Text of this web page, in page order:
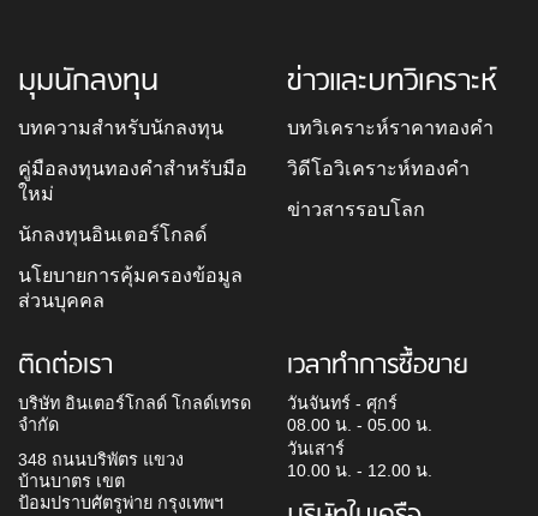
มุมนักลงทุน
บทความสำหรับนักลงทุน
คู่มือลงทุนทองคำสำหรับมือ
ใหม่
นักลงทุนอินเตอร์โกลด์
นโยบายการคุ้มครองข้อมูล
ส่วนบุคคล
ข่าวและบทวิเคราะห์
บทวิเคราะห์ราคาทองคำ
วิดีโอวิเคราะห์ทองคำ
ข่าวสารรอบโลก
ติดต่อเรา
บริษัท อินเตอร์โกลด์ โกลด์เทรด
จำกัด
348 ถนนบริพัตร แขวง
บ้านบาตร เขต
ป้อมปราบศัตรูพ่าย กรุงเทพฯ
เวลาทำการซื้อขาย
วันจันทร์ - ศุกร์
08.00 น. - 05.00 น.
วันเสาร์
10.00 น. - 12.00 น.